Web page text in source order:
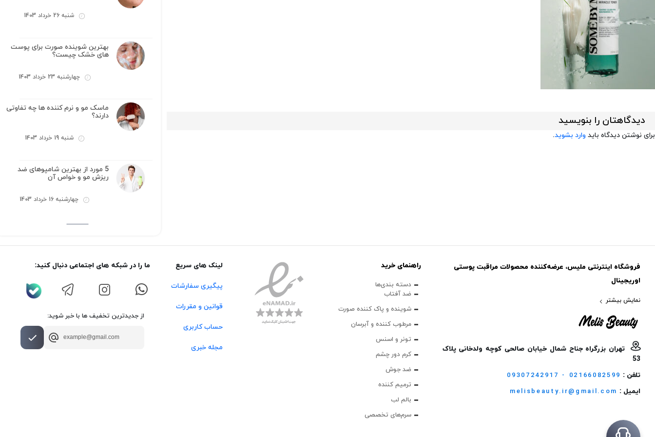
دیدگاهتان را بنویسید
برای نوشتن دیدگاه باید وارد بشوید.
شنبه 26 خرداد 1403
بهترین شوینده صورت برای پوست
های خشک چیست؟
چهارشنبه 23 خرداد 1403
ماسک مو و نرم کننده ها چه تفاوتی
دارند؟
شنبه 19 خرداد 1403
5 مورد از بهترین شامپوهای ضد
ریزش مو و خواص آن
چهارشنبه 16 خرداد 1403
فروشگاه اینترنتی ملیس، عرضه‌کننده محصولات مراقبت پوستی
اوریجینال
نمایش بیشتر
تهران بزرگراه جناح شمال خیابان صالحی کوچه ولدخانی پلاک
53
تلفن : 09307242917 - 02166082599
ایمیل : melisbeauty.ir@gmail.com
راهنمای خرید
دسته بندی‌ها
ضد آفتاب
شوینده و پاک‌ کننده صورت
مرطوب کننده و آبرسان
تونر و اسنس
کرم دور چشم
ضد جوش
ترمیم کننده
بالم لب
سرم‌های تخصصی
لینک های سریع
پیگیری سفارشات
قوانین و مقررات
حساب کاربری
مجله خبری
ما را در شبکه های اجتماعی دنبال کنید:
از جدیدترین تخفیف ها با خبر شوید: